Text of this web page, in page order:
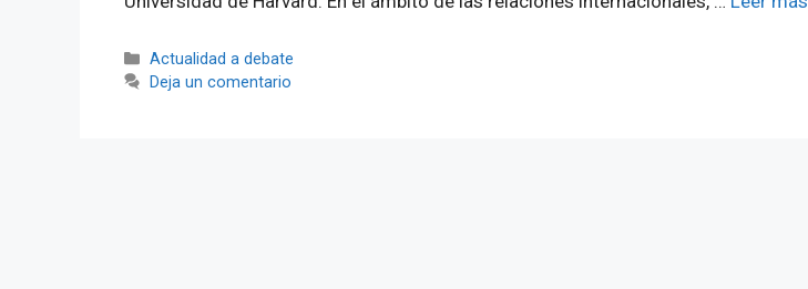
Categorías
Actualidad a debate
Deja un comentario